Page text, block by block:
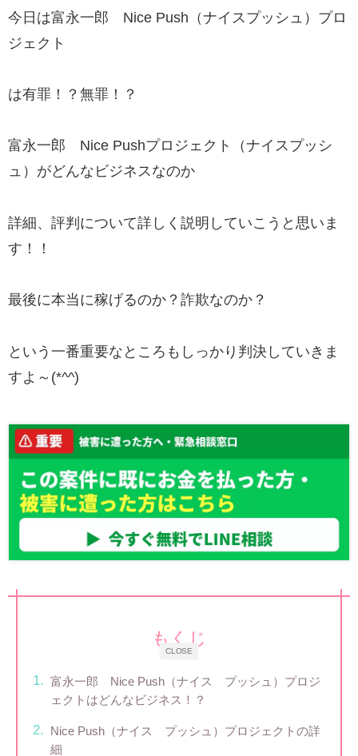
今日は富永一郎 Nice Push（ナイスプッシュ）プロ
ジェクト
は有罪！？無罪！？
富永一郎 Nice Pushプロジェクト（ナイスプッシ
ュ）がどんなビジネスなのか
詳細、評判について詳しく説明していこうと思いま
す！！
最後に本当に稼げるのか？詐欺なのか？
という一番重要なところもしっかり判決していきま
すよ～(*^^)
CLOSE
もくじ
富永一郎 Nice Push（ナイス プッシュ）プロジ
ェクトはどんなビジネス！？
Nice Push（ナイス プッシュ）プロジェクトの詳
細